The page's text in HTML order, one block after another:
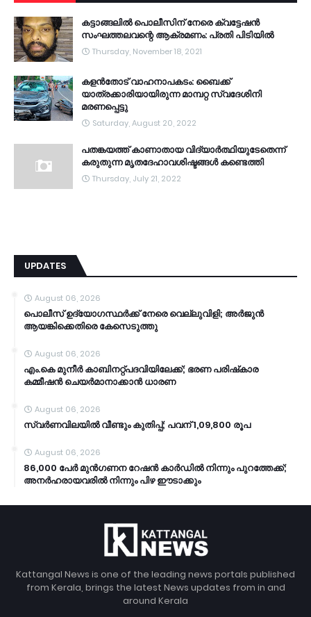
കട്ടാങ്ങലിൽ പൊലീസിന് നേരെ ക്വട്ടേഷൻ
സംഘത്തലവന്റെ ആക്രമണം: പ്രതി പിടിയിൽ
Thursday, November 18, 2021
കളൻതോട് വാഹനാപകടം: ബൈക്ക്
യാത്രക്കാരിയായിരുന്ന മാമ്പറ്റ സ്വദേശിനി
മരണപ്പെട്ടു
Saturday, August 20, 2022
പതങ്കയത്ത് കാണാതായ വിദ്യാർത്ഥിയുടേതെന്ന്
കരുതുന്ന മൃതദേഹാവശിഷ്ടങ്ങൾ കണ്ടെത്തി
Thursday, July 21, 2022
UPDATES
August 06, 2026
പൊലീസ് ഉദ്യോഗസ്ഥര്‍ക്ക് നേരെ വെല്ലുവിളി; അർജുൻ
ആയങ്കിക്കെതിരെ കേസെടുത്തു
August 06, 2026
എം.കെ മുനീര്‍ കാബിനറ്റ്പദവിയിലേക്ക്; ഭരണ പരിഷ്‌കാര
കമ്മീഷന്‍ ചെയര്‍മാനാക്കാന്‍ ധാരണ
August 06, 2026
സ്വർണവിലയിൽ വീണ്ടും കുതിപ്പ്; പവന് 1,09,800 രൂപ
August 06, 2026
86,000 പേർ മുൻഗണന റേഷൻ കാർഡിൽ നിന്നും പുറത്തേക്ക്;
അനർഹരായവരിൽ നിന്നും പിഴ ഈടാക്കും
Kattangal News is one of the leading news portals published
from Kerala, brings the latest News updates from in and
around Kerala